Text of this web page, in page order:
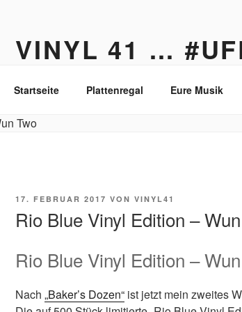
VINYL 41 …
Startseite Plattenregal Eure Musik
VERÖFFENTLICHT
17. FEBRUAR 2017 VON VINYL41
Rio Blue Vinyl Edition –
Rio Blue Vinyl Edition –
Nach „Baker’s Dozen“ ist jetzt mein zweites